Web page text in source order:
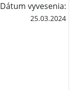
Dátum vyvesenia:
25.03.2024